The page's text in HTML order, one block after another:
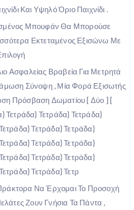
Και Υψηλό Όριο Παιχνίδι .
Μπουφάν Θα Μπορούσε
Εκτεταμένος Εξισώνω Με
Ασφαλείας Βραβεία Για Μετρητά
Σύνοψη , Μία Φορά Εξισωτής
Πρόσβαση Δωματίου [ Δύο ] [
Τετράδα} Τετράδα} Τετράδα}
Τετράδα} Τετράδα}
Τετράδα} Τετράδα}
Τετράδα} Τετράδα}
Τετράδα} Τετρ
Να Έρχομαι Το Προσοχή
Ζουν Γνήσια Τα Πάντα ,